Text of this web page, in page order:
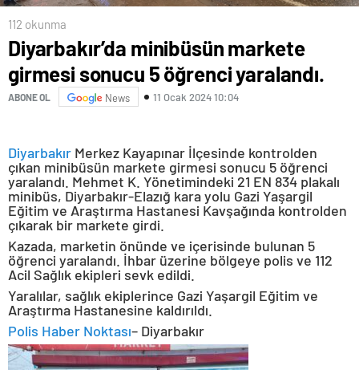
112 okunma
Diyarbakır’da minibüsün markete
girmesi sonucu 5 öğrenci yaralandı.
ABONE OL News 11 Ocak 2024 10:04
Diyarbakır Merkez Kayapınar İlçesinde kontrolden
çıkan minibüsün markete girmesi sonucu 5 öğrenci
yaralandı. Mehmet K. Yönetimindeki 21 EN 834 plakalı
minibüs, Diyarbakır-Elazığ kara yolu Gazi Yaşargil
Eğitim ve Araştırma Hastanesi Kavşağında kontrolden
çıkarak bir markete girdi.
Kazada, marketin önünde ve içerisinde bulunan 5
öğrenci yaralandı. İhbar üzerine bölgeye polis ve 112
Acil Sağlık ekipleri sevk edildi.
Yaralılar, sağlık ekiplerince Gazi Yaşargil Eğitim ve
Araştırma Hastanesine kaldırıldı.
Polis Haber Noktası– Diyarbakır